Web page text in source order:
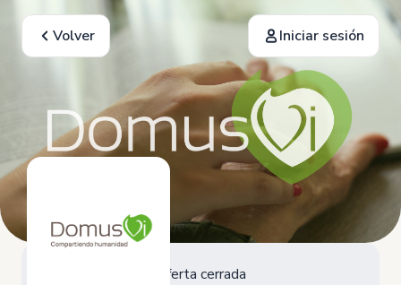
Volver Iniciar sesión
Oferta cerrada